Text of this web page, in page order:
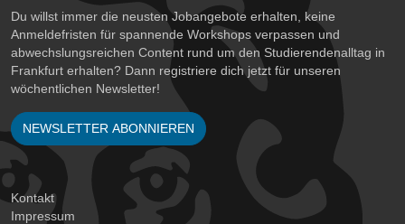
Du willst immer die neusten Jobangebote erhalten, keine
Anmeldefristen für spannende Workshops verpassen und
abwechslungsreichen Content rund um den Studierendenalltag in
Frankfurt erhalten? Dann registriere dich jetzt für unseren
wöchentlichen Newsletter!
NEWSLETTER ABONNIEREN
Kontakt
Impressum